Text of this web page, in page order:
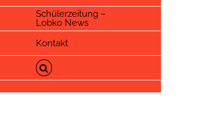
Schülerzeitung –
Lobko News
Kontakt